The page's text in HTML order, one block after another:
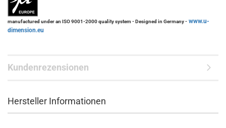
manufactured under an ISO 9001-2000 quality system - Designed in Germany - www.u-
dimension.eu
Kundenrezensionen
Hersteller Informationen